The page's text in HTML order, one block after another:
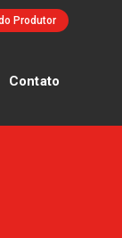
Produtor
Contato